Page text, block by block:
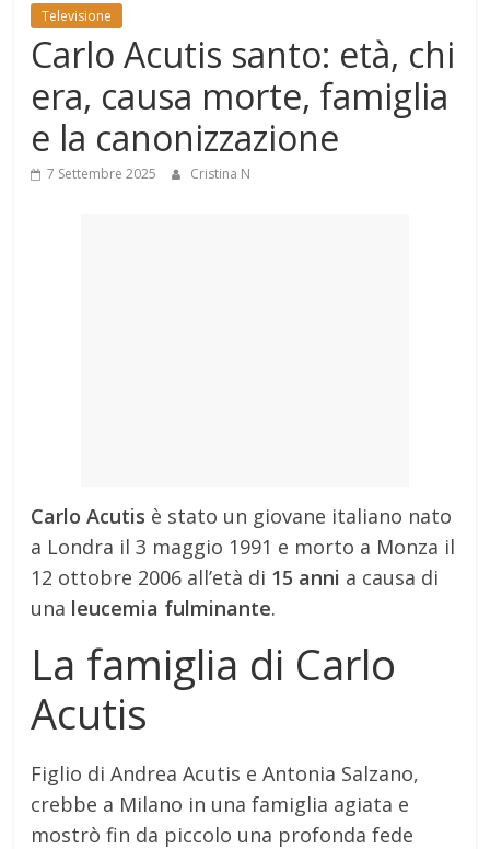
Mondo
Televisione
Carlo Acutis santo: età, chi
era, causa morte, famiglia
e la canonizzazione
7 Settembre 2025 Cristina N
Carlo Acutis è stato un giovane italiano nato
a Londra il 3 maggio 1991 e morto a Monza il
12 ottobre 2006 all’età di 15 anni a causa di
una leucemia fulminante.
La famiglia di Carlo
Acutis
Figlio di Andrea Acutis e Antonia Salzano,
crebbe a Milano in una famiglia agiata e
mostrò fin da piccolo una profonda fede